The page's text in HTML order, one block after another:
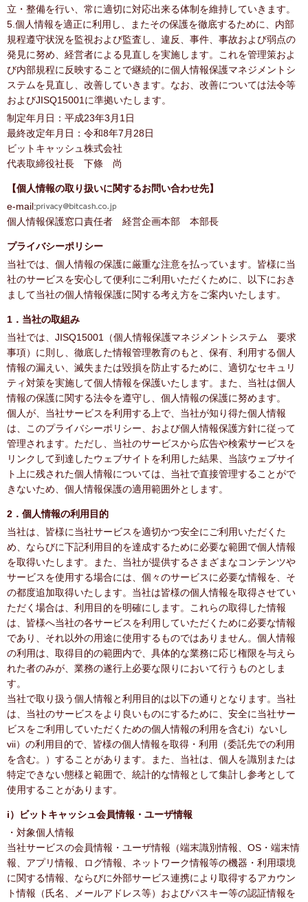
立・整備を行い、常に適切に対応出来る体制を維持していきます。
5.個人情報を適正に利用し、またその保護を徹底するために、内部
規程遵守状況を監視および監査し、違反、事件、事故および弱点の
発見に努め、経営者による見直しを実施します。これを管理策およ
び内部規程に反映することで継続的に個人情報保護マネジメントシ
ステムを見直し、改善していきます。なお、改善については法令等
およびJISQ15001に準拠いたします。
制定年月日：平成23年3月1日
最終改定年月日：令和8年7月28日
ビットキャッシュ株式会社
代表取締役社長 下條 尚
【個人情報の取り扱いに関するお問い合わせ先】
e-mail:
個人情報保護窓口責任者 経営企画本部 本部長
プライバシーポリシー
当社では、個人情報の保護に厳重な注意を払っています。皆様に当
社のサービスを安心して便利にご利用いただくために、以下におき
まして当社の個人情報保護に関する考え方をご案内いたします。
1．当社の取組み
当社では、JISQ15001（個人情報保護マネジメントシステム 要求
事項）に則し、徹底した情報管理教育のもと、保有、利用する個人
情報の漏えい、滅失または毀損を防止するために、適切なセキュリ
ティ対策を実施して個人情報を保護いたします。また、当社は個人
情報の保護に関する法令を遵守し、個人情報の保護に努めます。
個人が、当社サービスを利用する上で、当社が知り得た個人情報
は、このプライバシーポリシー、および個人情報保護方針に従って
管理されます。ただし、当社のサービスから広告や検索サービスを
リンクして到達したウェブサイトを利用した結果、当該ウェブサイ
ト上に残された個人情報については、当社で直接管理することがで
きないため、個人情報保護の適用範囲外とします。
2．個人情報の利用目的
当社は、皆様に当社サービスを適切かつ安全にご利用いただくた
め、ならびに下記利用目的を達成するために必要な範囲で個人情報
を取得いたします。また、当社が提供するさまざまなコンテンツや
サービスを使用する場合には、個々のサービスに必要な情報を、そ
の都度追加取得いたします。当社は皆様の個人情報を取得させてい
ただく場合は、利用目的を明確にします。これらの取得した情報
は、皆様へ当社の各サービスを利用していただくために必要な情報
であり、それ以外の用途に使用するものではありません。個人情報
の利用は、取得目的の範囲内で、具体的な業務に応じ権限を与えら
れた者のみが、業務の遂行上必要な限りにおいて行うものとしま
す。
当社で取り扱う個人情報と利用目的は以下の通りとなります。当社
は、当社のサービスをより良いものにするために、安全に当社サー
ビスをご利用していただくための個人情報の利用を含むi）ないし
vii）の利用目的で、皆様の個人情報を取得・利用（委託先での利用
を含む。）することがあります。また、当社は、個人を識別または
特定できない態様と範囲で、統計的な情報として集計し参考として
使用することがあります。
i）ビットキャッシュ会員情報・ユーザ情報
・対象個人情報
当社サービスの会員情報・ユーザ情報（端末識別情報、OS・端末情
報、アプリ情報、ログ情報、ネットワーク情報等の機器・利用環境
に関する情報、ならびに外部サービス連携により取得するアカウン
ト情報（氏名、メールアドレス等）およびパスキー等の認証情報を